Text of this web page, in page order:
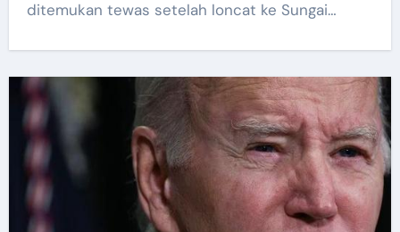
ditemukan tewas setelah loncat ke Sungai…